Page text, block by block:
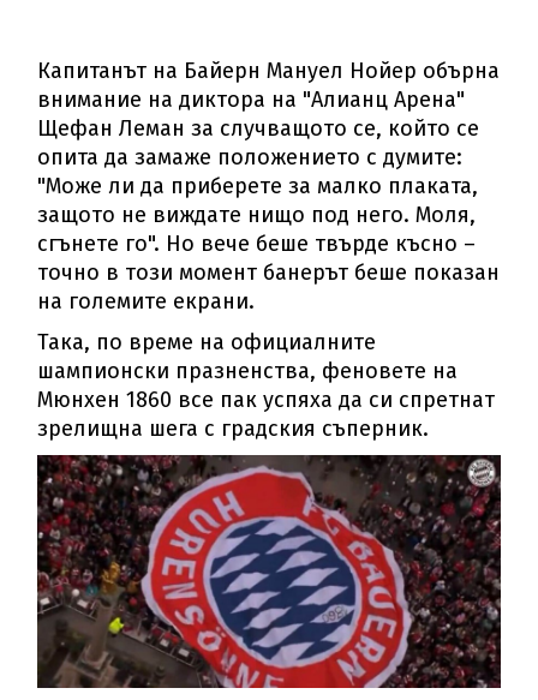
Капитанът на Байерн Мануел Нойер обърна
внимание на диктора на "Алианц Арена"
Щефан Леман за случващото се, който се
опита да замаже положението с думите:
"Може ли да приберете за малко плаката,
защото не виждате нищо под него. Моля,
сгънете го". Но вече беше твърде късно –
точно в този момент банерът беше показан
на големите екрани.
Така, по време на официалните
шампионски празненства, феновете на
Мюнхен 1860 все пак успяха да си спретнат
зрелищна шега с градския съперник.